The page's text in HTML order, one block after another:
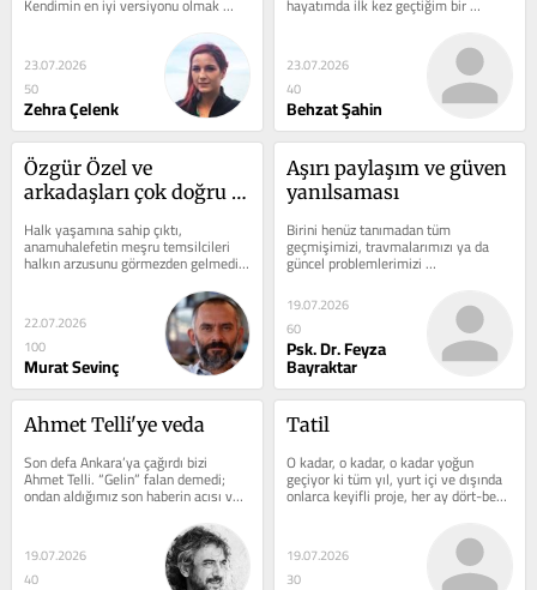
istemiyorum. Kendim olmak
23.07.2026
50
Zehra Çelenk
caddedeyim ve ilk kez gördüğüm bir
23.07.2026
40
Behzat Şahin
Özgür Özel ve
arkadaşları çok doğru
Halk yaşamına sahip çıktı,
anamuhalefetin meşru temsilcileri
halkın arzusunu görmezden gelmedi.
Özgür Özel ve arkadaşları çok
22.07.2026
100
Murat Sevinç
Aşırı paylaşım ve güven
yanılsaması
Birini henüz tanımadan tüm
geçmişimizi, travmalarımızı ya da
güncel problemlerimizi
anlattığımızda, aramızda özel bir bağ
kurulduğunu...
19.07.2026
60
Psk. Dr. Feyza
Bayraktar
Ahmet Telli'ye veda
Son defa Ankara’ya çağırdı bizi
Ahmet Telli. “Gelin” falan demedi;
ondan aldığımız son haberin acısı ve
yasıyla gidecektik Ankara’ya.
19.07.2026
40
Tatil
O kadar, o kadar, o kadar yoğun
geçiyor ki tüm yıl, yurt içi ve dışında
onlarca keyifli proje, her ay dört-beş
yazı, İstanbul’un yorucu...
19.07.2026
30